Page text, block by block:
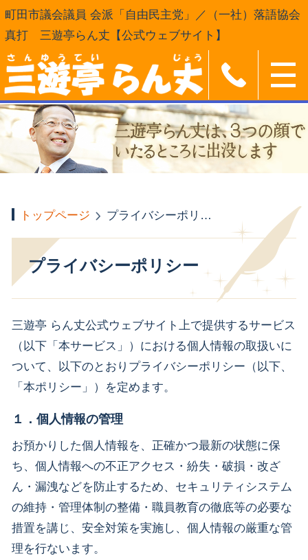
町田市議会議員 会派「自由民主党」／（一社）落語協会
真打 三遊亭らん丈【公式ウェブサイト】
トップページ プライバシーポリシー
プライバシーポリシー
三遊亭 らん丈公式ウェブサイト上で提供するサービス
（以下「本サービス」）における個人情報の取扱いに
ついて、以下のとおりプライバシーポリシー（以下、
「本ポリシー」）を定めます。
１．個人情報の管理
お預かりした個人情報を、正確かつ最新の状態に保
ち、個人情報への不正アクセス・紛失・破損・改ざ
ん・漏洩などを防止するため、セキュリティシステム
の維持・管理体制の整備・職員教育の徹底等の必要な
措置を講じ、安全対策を実施し、個人情報の厳重な管
理を行ないます。